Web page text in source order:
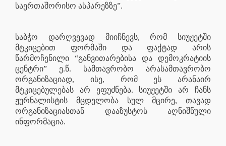
საერთაშორისო ასპარეზზე”.
საბჭო დარღვევად მიიჩნევს, რომ სიუჟეტში
მტკიცებით ფორმაში და ფაქტად არის
წარმოჩენილი “განვითარებისა და დემოკრატიის
ცენტრი” ე.წ. სამთავრობო არასამთავრობო
ორგანიზაციად, ისე, რომ ეს არანაირ
მტკიცებულებას არ ეფუძნება. სიუჟეტში არ ჩანს
ჟურნალისტის მცდელობა სულ მცირე, თავად
ორგანიზაციასთან დააზუსტოს აღნიშნული
ინფორმაცია.